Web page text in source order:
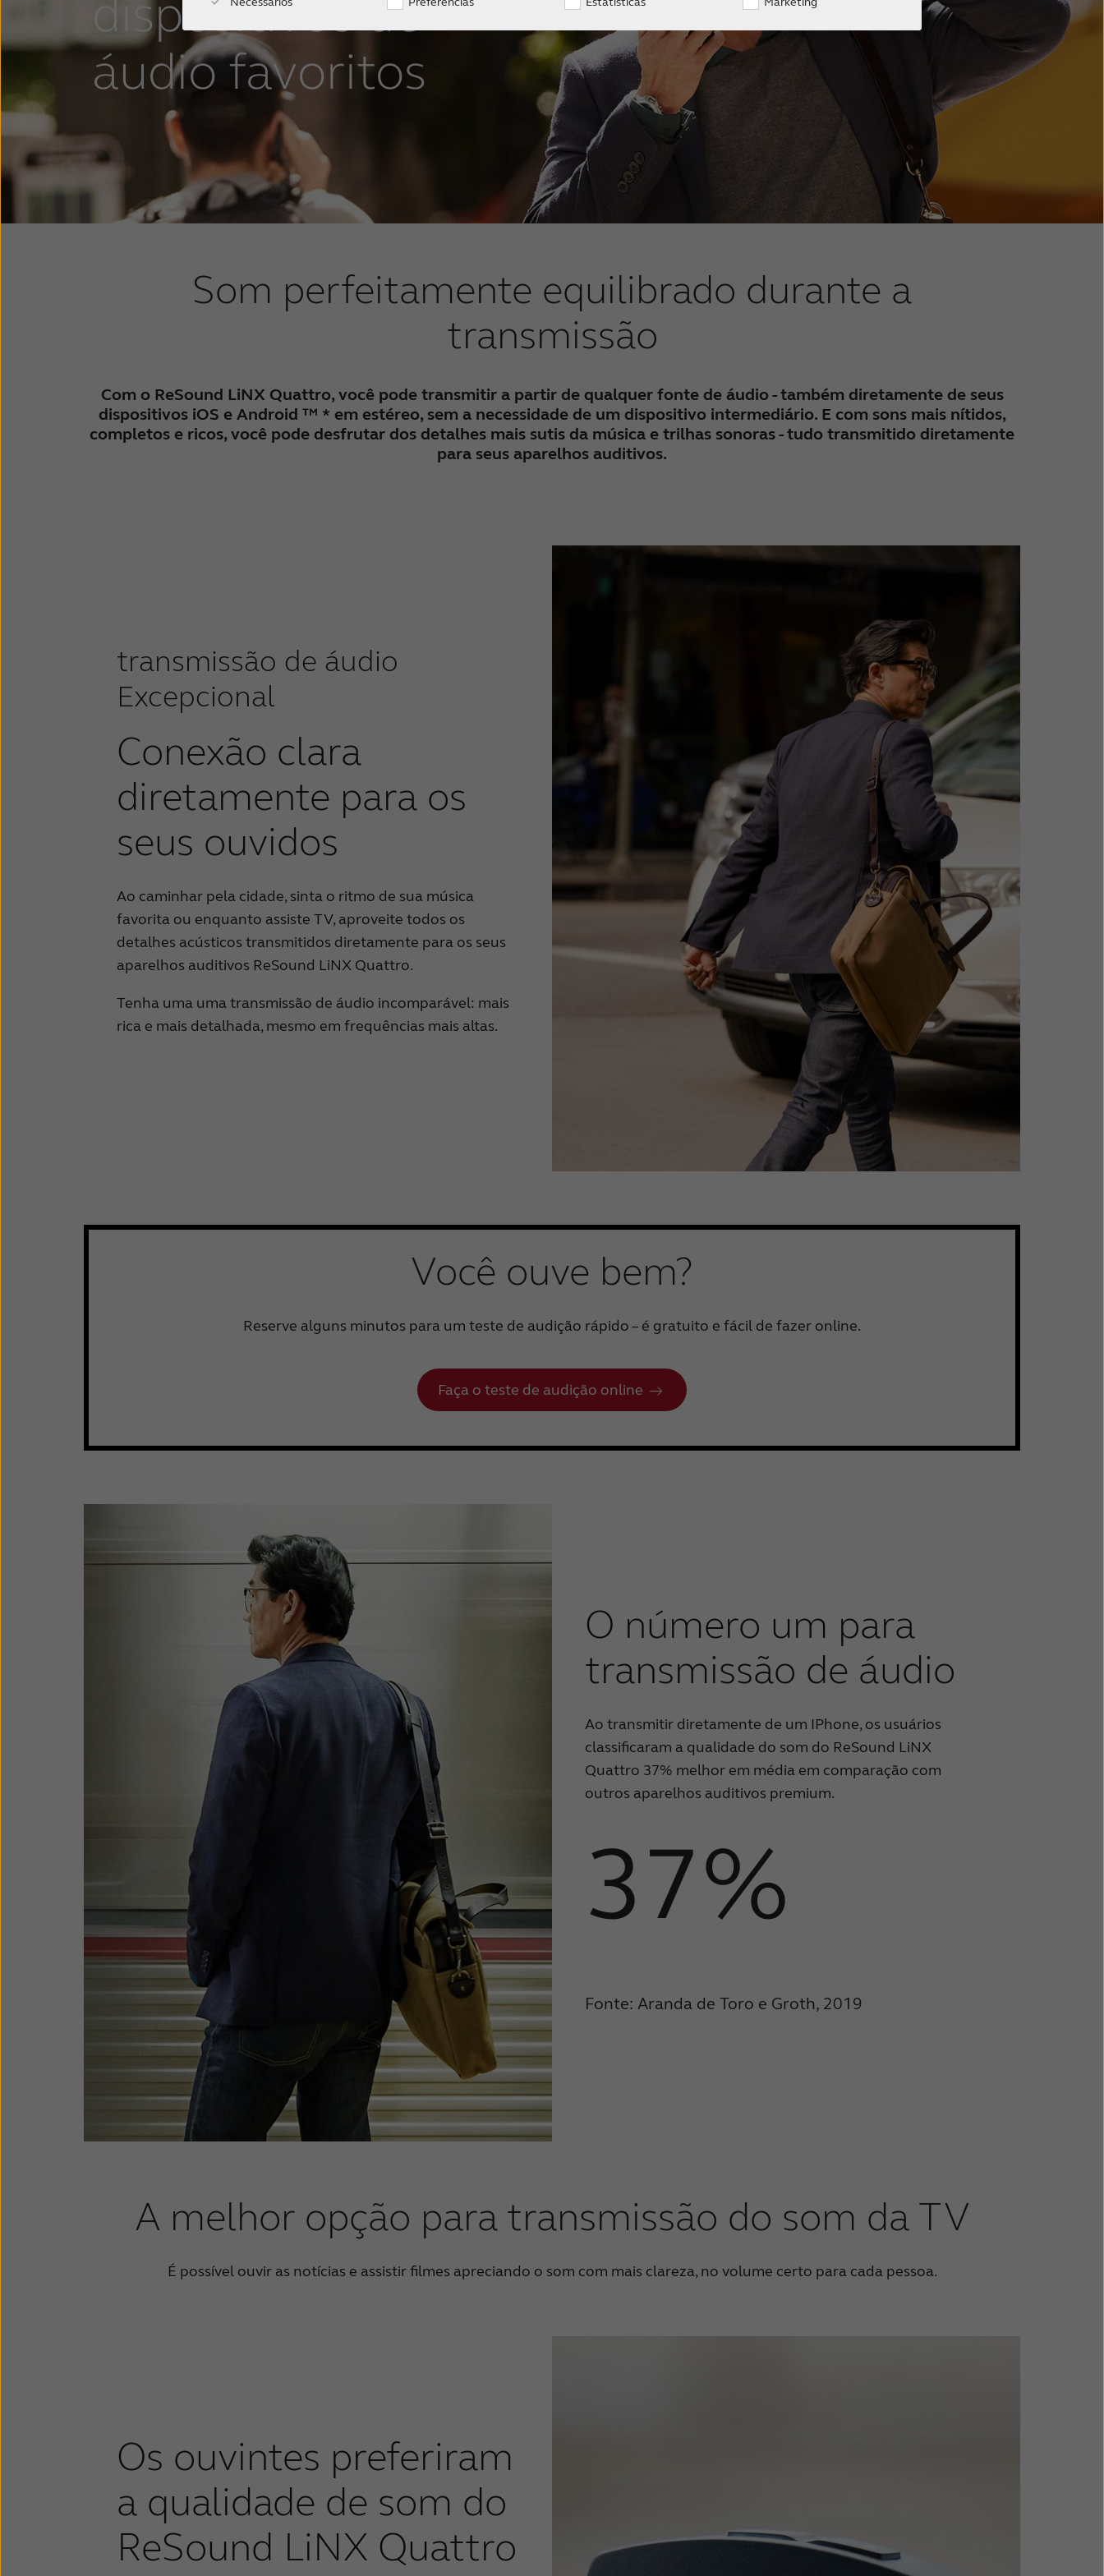
dispositivos de
áudio favoritos
Som perfeitamente equilibrado durante a
transmissão
Com o ReSound LiNX Quattro, você pode transmitir a partir de qualquer fonte de áudio - também diretamente de seus
dispositivos iOS e Android ™ * em estéreo, sem a necessidade de um dispositivo intermediário. E com sons mais nítidos,
completos e ricos, você pode desfrutar dos detalhes mais sutis da música e trilhas sonoras - tudo transmitido diretamente
para seus aparelhos auditivos.
transmissão de áudio
Excepcional
Conexão clara
diretamente para os
seus ouvidos
Ao caminhar pela cidade, sinta o ritmo de sua música
favorita ou enquanto assiste TV, aproveite todos os
detalhes acústicos transmitidos diretamente para os seus
aparelhos auditivos ReSound LiNX Quattro.
Tenha uma uma transmissão de áudio incomparável: mais
rica e mais detalhada, mesmo em frequências mais altas.
Você ouve bem?
Reserve alguns minutos para um teste de audição rápido – é gratuito e fácil de fazer online.
Faça o teste de audição online
O número um para
transmissão de áudio
Ao transmitir diretamente de um IPhone, os usuários
classificaram a qualidade do som do ReSound LiNX
Quattro 37% melhor em média em comparação com
outros aparelhos auditivos premium.
37%
Fonte: Aranda de Toro e Groth, 2019
A melhor opção para transmissão do som da TV
É possível ouvir as notícias e assistir filmes apreciando o som com mais clareza, no volume certo para cada pessoa.
Os ouvintes preferiram
a qualidade de som do
ReSound LiNX Quattro